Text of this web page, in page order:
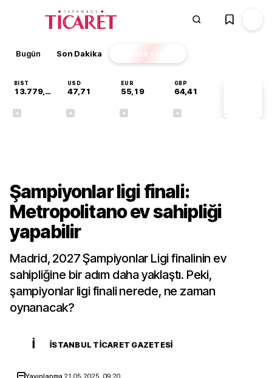
Bugün Son Dakika Finans EKSTRA
BIST
13.779,39
USD
47,71
EUR
55,19
GBP
64,41
Şampiyonlar ligi finali:
Metropolitano ev sahipliği
yapabilir
Madrid, 2027 Şampiyonlar Ligi finalinin ev
sahipliğine bir adım daha yaklaştı. Peki,
şampiyonlar ligi finali nerede, ne zaman
oynanacak?
İ İSTANBUL TICARET GAZETESI
Yayınlanma 21.05.2025, 09:20